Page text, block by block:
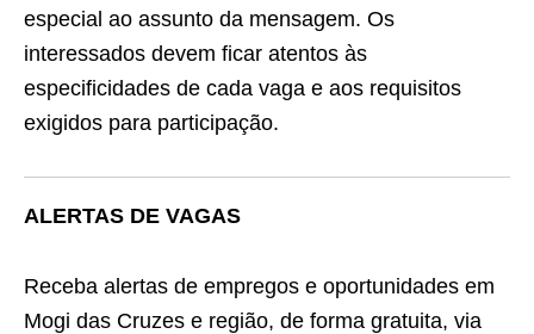
especial ao assunto da mensagem. Os
interessados devem ficar atentos às
especificidades de cada vaga e aos requisitos
exigidos para participação.
ALERTAS DE VAGAS
Receba alertas de empregos e oportunidades em
Mogi das Cruzes e região, de forma gratuita, via